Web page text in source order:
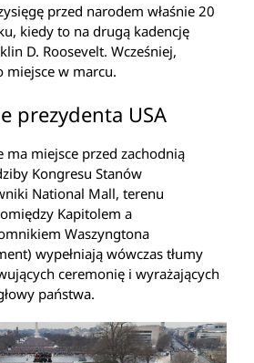
przed narodem właśnie 20
kiedy to na drugą kadencję
D. Roosevelt. Wcześniej,
miejsce w marcu.
prezydenta USA
ma miejsce przed zachodnią
Kongresu Stanów
National Mall, terenu
Kapitolem a
Waszyngtona
wypełniają wówczas tłumy
ceremonię i wyrażających
państwa.